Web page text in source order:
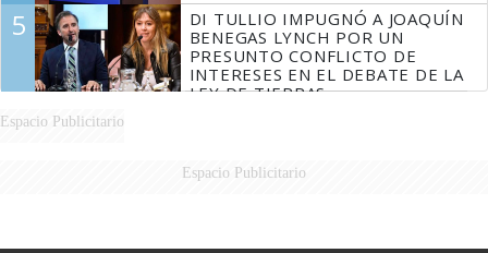
5
DI TULLIO IMPUGNÓ A JOAQUÍN
BENEGAS LYNCH POR UN
PRESUNTO CONFLICTO DE
INTERESES EN EL DEBATE DE LA
LEY DE TIERRAS
Espacio Publicitario
Espacio Publicitario